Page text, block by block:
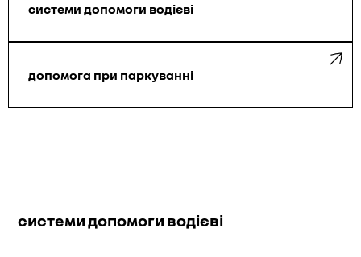
системи допомоги водієві
допомога при паркуванні
системи допомоги водієві